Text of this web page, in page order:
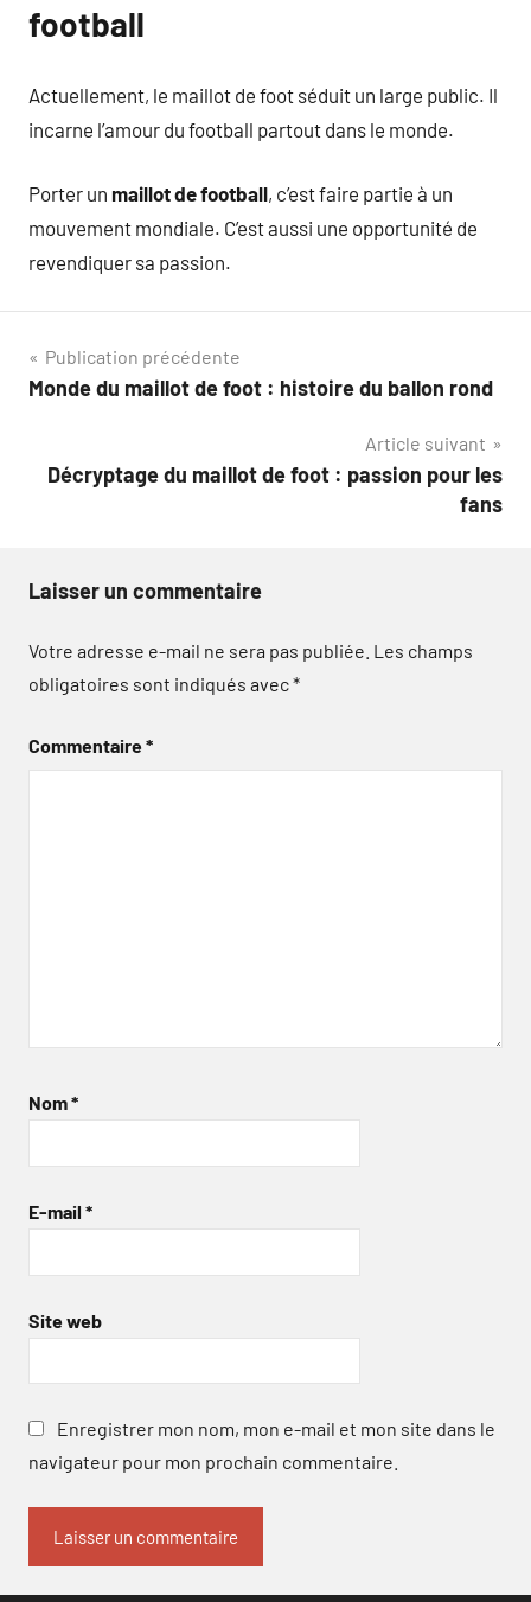
football
Actuellement, le maillot de foot séduit un large public. Il
incarne l’amour du football partout dans le monde.
Porter un maillot de football, c’est faire partie à un
mouvement mondiale. C’est aussi une opportunité de
revendiquer sa passion.
Navigation
de
Publication précédente
Monde du maillot de foot : histoire du ballon rond
Article suivant
Décryptage du maillot de foot : passion pour les
fans
Laisser un commentaire
Votre adresse e-mail ne sera pas publiée. Les champs
obligatoires sont indiqués avec*
Commentaire*
Nom*
E-mail *
Site web
Enregistrer mon nom, mon e-mail et mon site dans le
navigateur pour mon prochain commentaire.